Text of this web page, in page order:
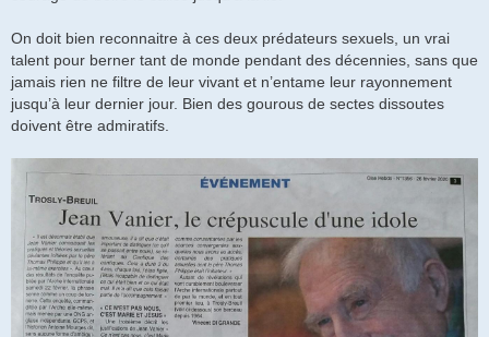
On doit bien reconnaitre à ces deux prédateurs sexuels, un vrai
talent pour berner tant de monde pendant des décennies, sans que
jamais rien ne filtre de leur vivant et n’entame leur rayonnement
jusqu’à leur dernier jour. Bien des gourous de sectes dissoutes
doivent être admiratifs.